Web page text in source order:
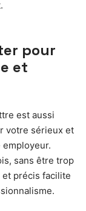
pour
et
est aussi
votre sérieux et
sans être trop
précis facilite